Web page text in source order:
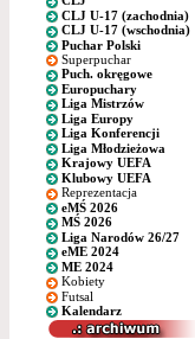
CLJ U-17 (zachodnia)
CLJ U-17 (wschodnia)
Puchar Polski
Superpuchar
Puch. okręgowe
Europuchary
Liga Mistrzów
Liga Europy
Liga Konferencji
Liga Młodzieżowa
Krajowy UEFA
Klubowy UEFA
Reprezentacja
eMŚ 2026
MŚ 2026
Liga Narodów 26/27
eME 2024
ME 2024
Kobiety
Futsal
Kalendarz